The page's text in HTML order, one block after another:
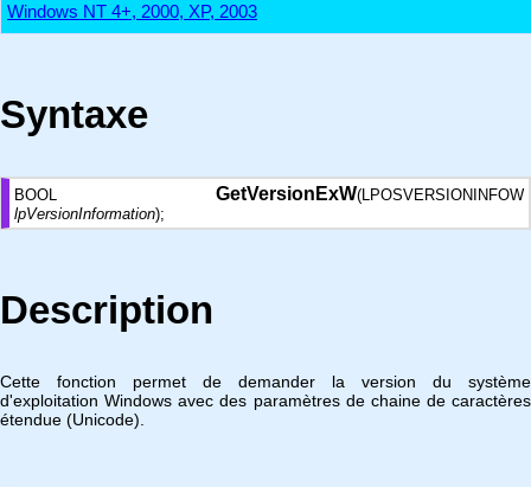
Windows NT 4+, 2000, XP, 2003
Syntaxe
BOOL GetVersionExW(LPOSVERSIONINFOW
lpVersionInformation);
Description
Cette fonction permet de demander la version du système
d'exploitation Windows avec des paramètres de chaine de caractères
étendue (Unicode).